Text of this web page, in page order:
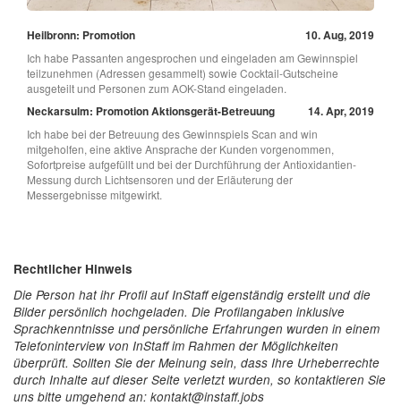
Heilbronn: Promotion 10. Aug, 2019
Ich habe Passanten angesprochen und eingeladen am Gewinnspiel
teilzunehmen (Adressen gesammelt) sowie Cocktail-Gutscheine
ausgeteilt und Personen zum AOK-Stand eingeladen.
Neckarsulm: Promotion Aktionsgerät-Betreuung 14. Apr, 2019
Ich habe bei der Betreuung des Gewinnspiels Scan and win
mitgeholfen, eine aktive Ansprache der Kunden vorgenommen,
Sofortpreise aufgefüllt und bei der Durchführung der Antioxidantien-
Messung durch Lichtsensoren und der Erläuterung der
Messergebnisse mitgewirkt.
Rechtlicher Hinweis
Die Person hat ihr Profil auf InStaff eigenständig erstellt und die
Bilder persönlich hochgeladen. Die Profilangaben inklusive
Sprachkenntnisse und persönliche Erfahrungen wurden in einem
Telefoninterview von InStaff im Rahmen der Möglichkeiten
überprüft. Sollten Sie der Meinung sein, dass Ihre Urheberrechte
durch Inhalte auf dieser Seite verletzt wurden, so kontaktieren Sie
uns bitte umgehend an: kontakt@instaff.jobs